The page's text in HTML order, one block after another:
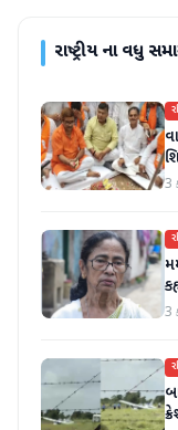
રાષ્ટ્રીયના વધુ
3
3